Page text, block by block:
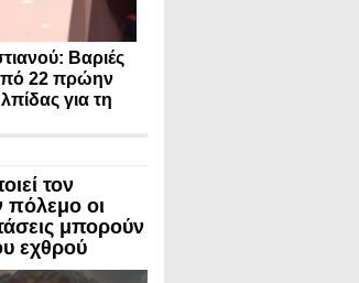
Βαριές
22 πρώην
για τη
τον
πόλεμο οι
μπορούν
εχθρού